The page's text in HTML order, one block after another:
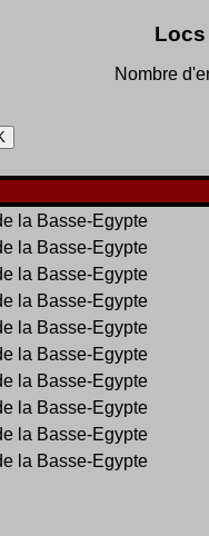
Locs
Nombre
la Basse-Egypte
la Basse-Egypte
la Basse-Egypte
la Basse-Egypte
la Basse-Egypte
la Basse-Egypte
la Basse-Egypte
la Basse-Egypte
la Basse-Egypte
la Basse-Egypte